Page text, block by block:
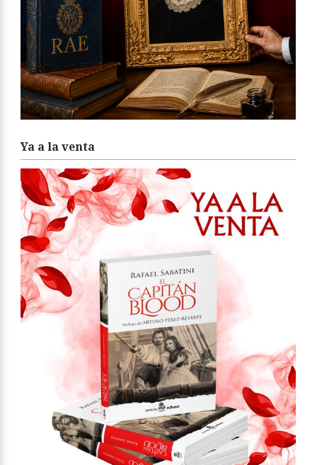
Ya a la venta